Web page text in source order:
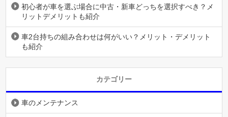
初心者が車を選ぶ場合に中古・新車どっちを選択すべき？メ
リットデメリットも紹介
車2台持ちの組み合わせは何がいい？メリット・デメリット
も紹介
カテゴリー
車のメンテナンス